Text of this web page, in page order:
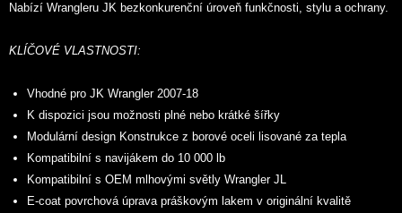
Nabízí Wrangleru JK bezkonkurenční úroveň funkčnosti, stylu a ochrany.
KLÍČOVÉ VLASTNOSTI:
Vhodné pro JK Wrangler 2007-18
K dispozici jsou možnosti plné nebo krátké šířky
Modulární design Konstrukce z borové oceli lisované za tepla
Kompatibilní s navijákem do 10 000 lb
Kompatibilní s OEM mlhovými světly Wrangler JL
E-coat povrchová úprava práškovým lakem v originální kvalitě